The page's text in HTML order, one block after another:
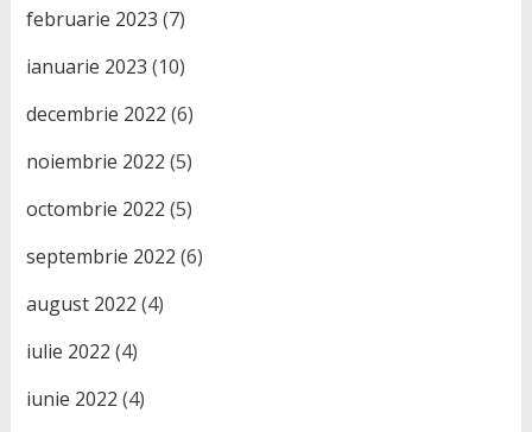
februarie 2023 (7)
ianuarie 2023 (10)
decembrie 2022 (6)
noiembrie 2022 (5)
octombrie 2022 (5)
septembrie 2022 (6)
august 2022 (4)
iulie 2022 (4)
iunie 2022 (4)